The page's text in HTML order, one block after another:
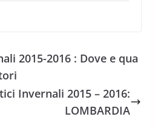
2015-2016 : Dove e qua
Invernali 2015 – 2016:
LOMBARDIA